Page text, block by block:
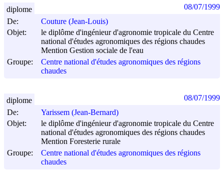
De:
Couture (Jean-Louis)
Objet:
le diplôme d'ingénieur d'agronomie tropicale du Centre
national d'études agronomiques des régions chaudes
Mention Gestion sociale de l'eau
Groupe:
Centre national d'études agronomiques des régions
chaudes
diplome 08/07/1999
De:
Yarissem (Jean-Bernard)
Objet:
le diplôme d'ingénieur d'agronomie tropicale du Centre
national d'études agronomiques des régions chaudes
Mention Foresterie rurale
Groupe:
Centre national d'études agronomiques des régions
chaudes
diplome 08/07/1999